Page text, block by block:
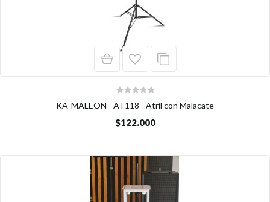
KA-MALEON - AT118 - Atril con Malacate
$122.000